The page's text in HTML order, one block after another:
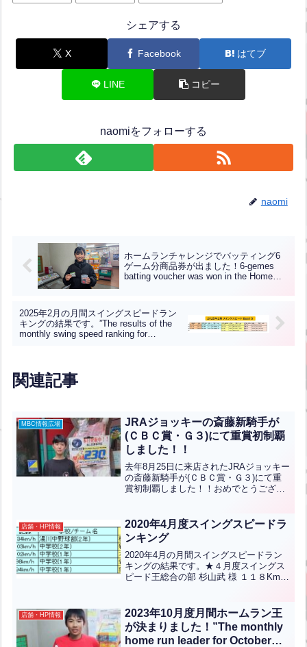
シェアする
X Facebook はてブ
LINE コピー
naomiをフォローする
naomi
ホームランチャレンジでバッティング6
ゲーム分商品券が出ました！6-gemes
batting voucher was won in the Home
2025年2月の月間スイングスピードラン
キングの結果です。”The results of the
monthly swing speed ranking for
関連記事
MBC情報広場
JRAジョッキーの斎藤新騎手が
(ＣＢＣ賞・Ｇ３)にて重賞初制覇
しました！！
去年8月25日に来店されたJRAジョッキー
の斎藤新騎手が(ＣＢＣ賞・Ｇ３)にて重
賞初制覇しました！！おめでとうござい
＝＝＝＝＝＝＝＝＝＝＝＝＝＝＝＝＝＝
＝＝＝＝＝＝＝＝...全文はクリック
店舗・HP情報
2020年4月度スイングスピードラ
ンキング
2020年4月の月間スイングスピードラン
キングの結果です。★４月度スイングス
ピード王総合の部 杉山武 様 １１８Km/h
山竣一 君 １２１Km/h 徳力パワー...全文
はクリック
店舗・HP情報
2023年10月度月間ホームラン王
が決まりました！”The monthly
home run leader for October